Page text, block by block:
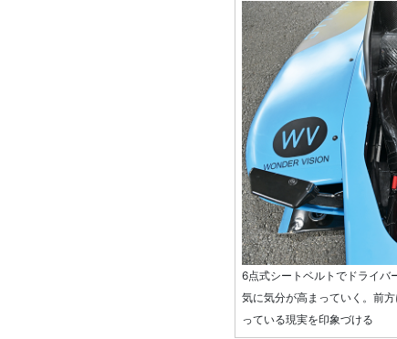
6点式シートベルトでドライバ
気に気分が高まっていく。前
っている現実を印象づける